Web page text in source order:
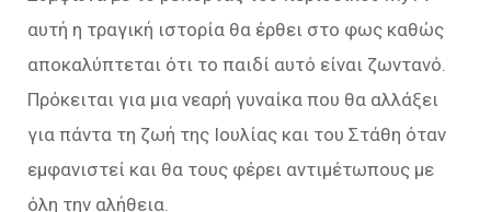
αυτή η τραγική ιστορία θα έρθει στο φως καθώς
αποκαλύπτεται ότι το παιδί αυτό είναι ζωντανό.
Πρόκειται για μια νεαρή γυναίκα που θα αλλάξει
για πάντα τη ζωή της Ιουλίας και του Στάθη όταν
εμφανιστεί και θα τους φέρει αντιμέτωπους με
όλη την αλήθεια.